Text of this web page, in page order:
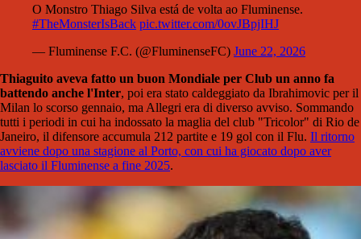
O Monstro Thiago Silva está de volta ao Fluminense.
#TheMonsterIsBack pic.twitter.com/0ovJBpjIHJ
— Fluminense F.C. (@FluminenseFC) June 22, 2026
Thiaguito aveva fatto un buon Mondiale per Club un anno fa
battendo anche l'Inter, poi era stato caldeggiato da Ibrahimovic per il
Milan lo scorso gennaio, ma Allegri era di diverso avviso. Sommando
tutti i periodi in cui ha indossato la maglia del club "Tricolor" di Rio de
Janeiro, il difensore accumula 212 partite e 19 gol con il Flu. Il ritorno
avviene dopo una stagione al Porto, con cui ha giocato dopo aver
lasciato il Fluminense a fine 2025.